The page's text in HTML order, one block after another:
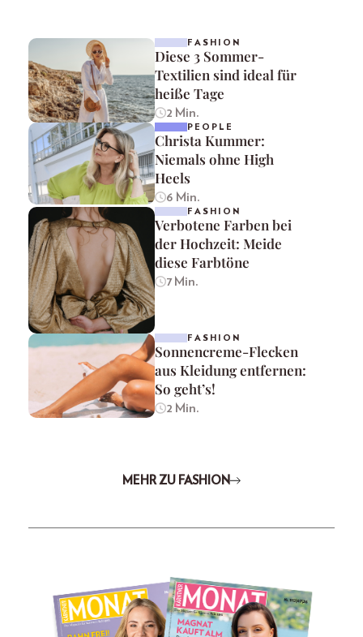
FASHION
Diese 3 Sommer-
Textilien sind ideal für
heiße Tage
2 Min.
PEOPLE
Christa Kummer:
Niemals ohne High
Heels
6 Min.
FASHION
Verbotene Farben bei
der Hochzeit: Meide
diese Farbtöne
7 Min.
FASHION
Sonnencreme-Flecken
aus Kleidung entfernen:
So geht’s!
2 Min.
MEHR ZU FASHION